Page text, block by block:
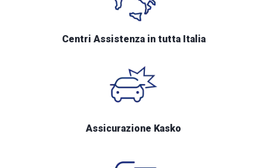
Centri Assistenza in tutta Italia
Assicurazione Kasko